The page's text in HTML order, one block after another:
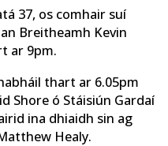
37, os comhair suí
Breitheamh Kevin
ar 9pm.
thart ar 6.05pm
Shore ó Stáisiún Gardaí
ina dhiaidh sin ag
Healy.